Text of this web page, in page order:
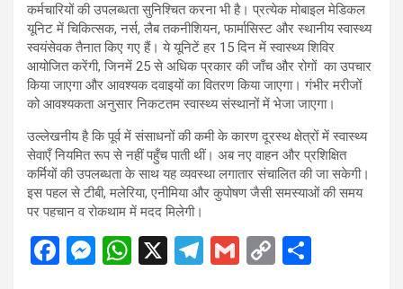
कर्मचारियों की उपलब्धता सुनिश्चित करना भी है। प्रत्येक मोबाइल मेडिकल
यूनिट में चिकित्सक, नर्स, लैब तकनीशियन, फार्मासिस्ट और स्थानीय स्वास्थ्य
स्वयंसेवक तैनात किए गए हैं। ये यूनिटें हर 15 दिन में स्वास्थ्य शिविर
आयोजित करेंगी, जिनमें 25 से अधिक प्रकार की जाँच और रोगों का उपचार
किया जाएगा और आवश्यक दवाइयों का वितरण किया जाएगा। गंभीर मरीजों
को आवश्यकता अनुसार निकटतम स्वास्थ्य संस्थानों में भेजा जाएगा।
उल्लेखनीय है कि पूर्व में संसाधनों की कमी के कारण दूरस्थ क्षेत्रों में स्वास्थ्य
सेवाएँ नियमित रूप से नहीं पहुँच पाती थीं। अब नए वाहन और प्रशिक्षित
कर्मियों की उपलब्धता के साथ यह व्यवस्था लगातार संचालित की जा सकेगी।
इस पहल से टीबी, मलेरिया, एनीमिया और कुपोषण जैसी समस्याओं की समय
पर पहचान व रोकथाम में मदद मिलेगी।
F
M W X
T
G
C